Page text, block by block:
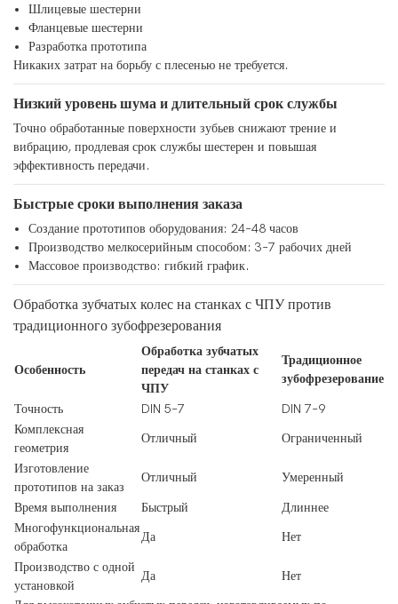
Шлицевые шестерни
Фланцевые шестерни
Разработка прототипа
Никаких затрат на борьбу с плесенью не требуется.
Низкий уровень шума и длительный срок службы
Точно обработанные поверхности зубьев снижают трение и
вибрацию, продлевая срок службы шестерен и повышая
эффективность передачи.
Быстрые сроки выполнения заказа
Создание прототипов оборудования: 24–48 часов
Производство мелкосерийным способом: 3–7 рабочих дней
Массовое производство: гибкий график.
Обработка зубчатых колес на станках с ЧПУ против
традиционного зубофрезерования
Особенность
Обработка зубчатых
передач на станках с
ЧПУ
Традиционное
зубофрезерование
Точность
DIN 5–7
DIN 7–9
Комплексная
геометрия
Отличный
Ограниченный
Изготовление
прототипов на заказ
Отличный
Умеренный
Время выполнения
Быстрый
Длиннее
Многофункциональная
обработка
Да
Нет
Производство с одной
установкой
Да
Нет